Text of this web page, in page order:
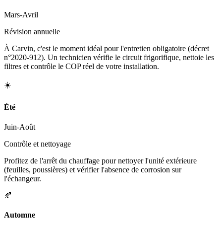
Mars-Avril
Révision annuelle
À Carvin, c'est le moment idéal pour l'entretien obligatoire (décret
n°2020-912). Un technicien vérifie le circuit frigorifique, nettoie les
filtres et contrôle le COP réel de votre installation.
☀️
Été
Juin-Août
Contrôle et nettoyage
Profitez de l'arrêt du chauffage pour nettoyer l'unité extérieure
(feuilles, poussières) et vérifier l'absence de corrosion sur
l'échangeur.
🍂
Automne